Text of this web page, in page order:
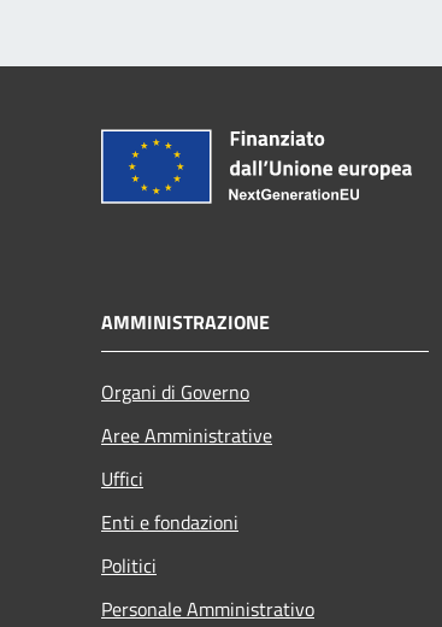
AMMINISTRAZIONE
Organi di Governo
Aree Amministrative
Uffici
Enti e fondazioni
Politici
Personale Amministrativo